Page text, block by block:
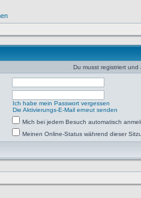
Du musst registriert
Ich habe mein Passwort vergessen
Die Aktivierungs-E-Mail erneut senden
Mich bei jedem Besuch automatisch
Meinen Online-Status während dieser